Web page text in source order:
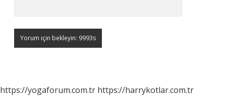
https://yogaforum.com.tr https://harrykotlar.com.tr